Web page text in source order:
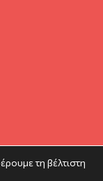
τη βέλτιστη